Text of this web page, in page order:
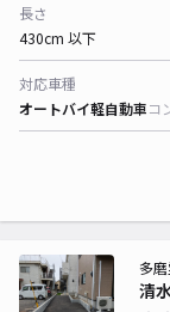
長さ
430cm 以下
対応車種
オートバイ軽自動車コ
清
多